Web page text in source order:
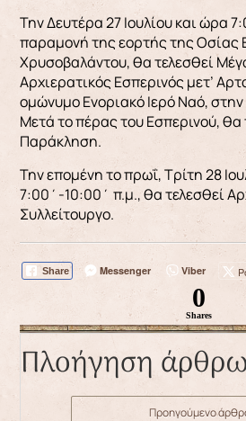
Την Δευτέρα 27 Ιουλίου και ώρα
παραμονή της εορτής της Οσίας
Χρυσοβαλάντου, θα τελεσθεί
Αρχιερατικός Εσπερινός μετ’
ομώνυμο Ενοριακό Ιερό Ναό,
Μετά το πέρας του Εσπερινού, θα
Παράκληση.
Την επομένη το πρωΐ, Τρίτη 28
7:00΄-10:00΄ π.μ., θα τελεσθεί
Συλλείτουργο.
Share Messenger Viber
0
Shares
Πλοήγηση
Προηγούμενο